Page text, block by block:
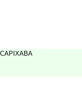
CAPIXABA